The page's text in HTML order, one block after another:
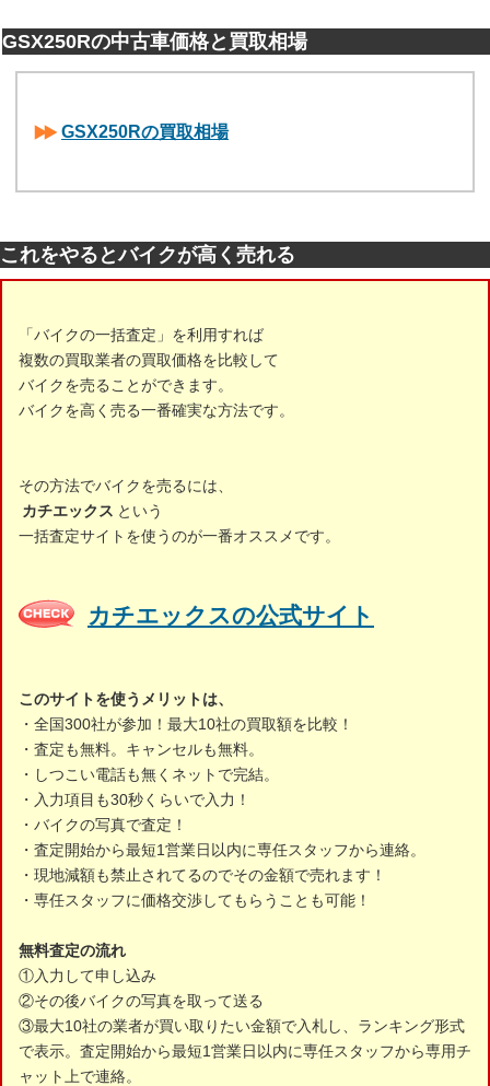
GSX250Rの中古車価格と買取相場
GSX250Rの買取相場
これをやるとバイクが高く売れる
「バイクの一括査定」を利用すれば
複数の買取業者の買取価格を比較して
バイクを売ることができます。
バイクを高く売る一番確実な方法です。
その方法でバイクを売るには、
カチエックス という
一括査定サイトを使うのが一番オススメです。
カチエックスの公式サイト
このサイトを使うメリットは、
・全国300社が参加！最大10社の買取額を比較！
・査定も無料。キャンセルも無料。
・しつこい電話も無くネットで完結。
・入力項目も30秒くらいで入力！
・バイクの写真で査定！
・査定開始から最短1営業日以内に専任スタッフから連絡。
・現地減額も禁止されてるのでその金額で売れます！
・専任スタッフに価格交渉してもらうことも可能！
無料査定の流れ
①入力して申し込み
②その後バイクの写真を取って送る
③最大10社の業者が買い取りたい金額で入札し、ランキング形式
で表示。査定開始から最短1営業日以内に専任スタッフから専用チ
ャット上で連絡。